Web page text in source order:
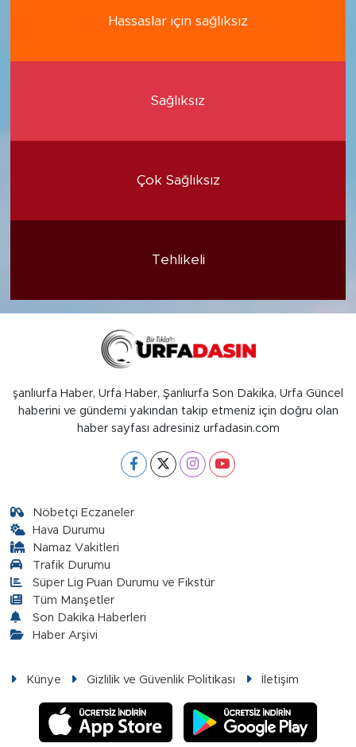
Hassaslar için sağlıksız
Sağlıksız
Çok Sağlıksız
Tehlikeli
şanlıurfa Haber, Urfa Haber, Şanlıurfa Son Dakika, Urfa Güncel
haberini ve gündemi yakından takip etmeniz için doğru olan
haber sayfası adresiniz urfadasin.com
Nöbetçi Eczaneler
Hava Durumu
Namaz Vakitleri
Trafik Durumu
Süper Lig Puan Durumu ve Fikstür
Tüm Manşetler
Son Dakika Haberleri
Haber Arşivi
Künye Gizlilik ve Güvenlik Politikası İletişim